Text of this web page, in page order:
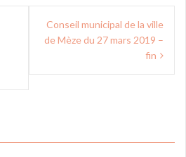
Conseil municipal de la ville
de Mèze du 27 mars 2019 –
fin